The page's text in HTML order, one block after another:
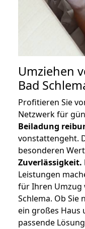
Umziehen
Bad
Profitieren Sie
Netzwerk für
Beiladung
vonstattengeht.
besonderen
Zuverlässigkeit.
Leistungen
für Ihren Umzug
Schlema. Ob Sie
ein großes Haus
passende